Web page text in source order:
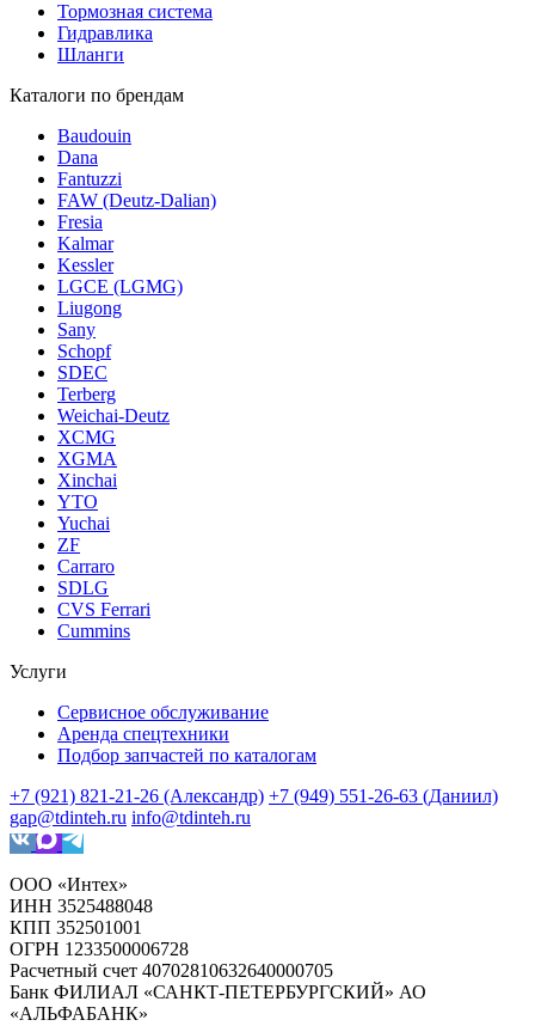
Тормозная система
Гидравлика
Шланги
Каталоги по брендам
Baudouin
Dana
Fantuzzi
FAW (Deutz-Dalian)
Fresia
Kalmar
Kessler
LGCE (LGMG)
Liugong
Sany
Schopf
SDEC
Terberg
Weichai-Deutz
XCMG
XGMA
Xinchai
YTO
Yuchai
ZF
Carraro
SDLG
CVS Ferrari
Cummins
Услуги
Сервисное обслуживание
Аренда спецтехники
Подбор запчастей по каталогам
+7 (921) 821-21-26 (Александр) +7 (949) 551-26-63 (Даниил)
gap@tdinteh.ru info@tdinteh.ru
ООО «Интех»
ИНН 3525488048
КПП 352501001
ОГРН 1233500006728
Расчетный счет 40702810632640000705
Банк ФИЛИАЛ «САНКТ-ПЕТЕРБУРГСКИЙ» АО
«АЛЬФАБАНК»